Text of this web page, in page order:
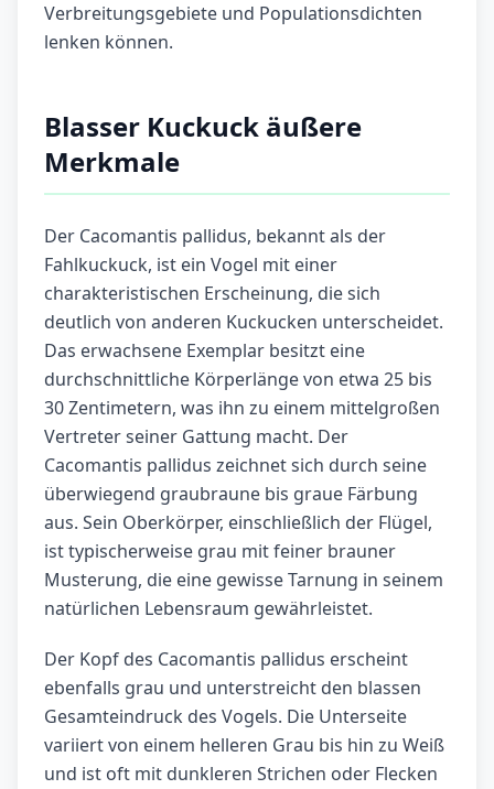
Verbreitungsgebiete und Populationsdichten
lenken können.
Blasser Kuckuck äußere
Merkmale
Der Cacomantis pallidus, bekannt als der
Fahlkuckuck, ist ein Vogel mit einer
charakteristischen Erscheinung, die sich
deutlich von anderen Kuckucken unterscheidet.
Das erwachsene Exemplar besitzt eine
durchschnittliche Körperlänge von etwa 25 bis
30 Zentimetern, was ihn zu einem mittelgroßen
Vertreter seiner Gattung macht. Der
Cacomantis pallidus zeichnet sich durch seine
überwiegend graubraune bis graue Färbung
aus. Sein Oberkörper, einschließlich der Flügel,
ist typischerweise grau mit feiner brauner
Musterung, die eine gewisse Tarnung in seinem
natürlichen Lebensraum gewährleistet.
Der Kopf des Cacomantis pallidus erscheint
ebenfalls grau und unterstreicht den blassen
Gesamteindruck des Vogels. Die Unterseite
variiert von einem helleren Grau bis hin zu Weiß
und ist oft mit dunkleren Strichen oder Flecken